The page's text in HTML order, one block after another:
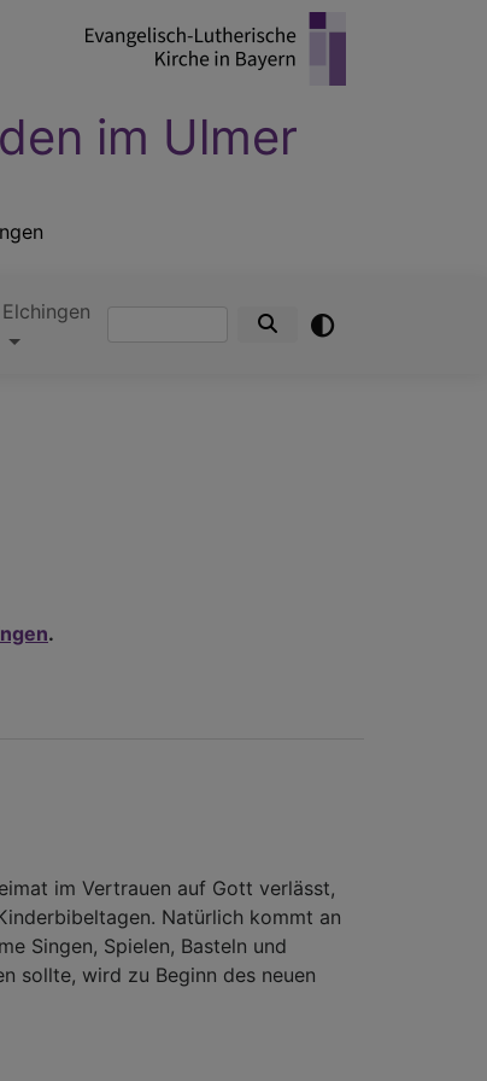
im Ulmer
ElchingenSuche
.
im Vertrauen auf Gott verlässt,
Natürlich kommt an
Singen, Spielen, Basteln und
sollte, wird zu Beginn des neuen